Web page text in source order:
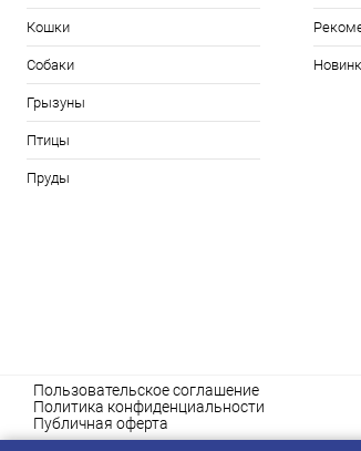
Кошки
Собаки
Грызуны
Птицы
Пруды
Пользовательское соглашение
Политика конфиденциальности
Публичная оферта